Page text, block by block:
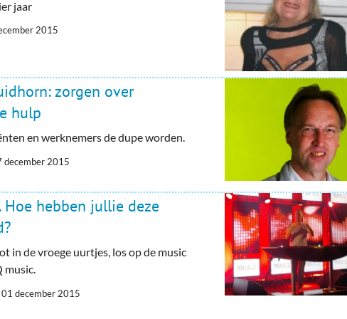
jaar
2015
zorgen over
hulp
en werknemers de dupe worden.
december 2015
Hoe hebben jullie deze
in de vroege uurtjes, los op de music
music.
december 2015